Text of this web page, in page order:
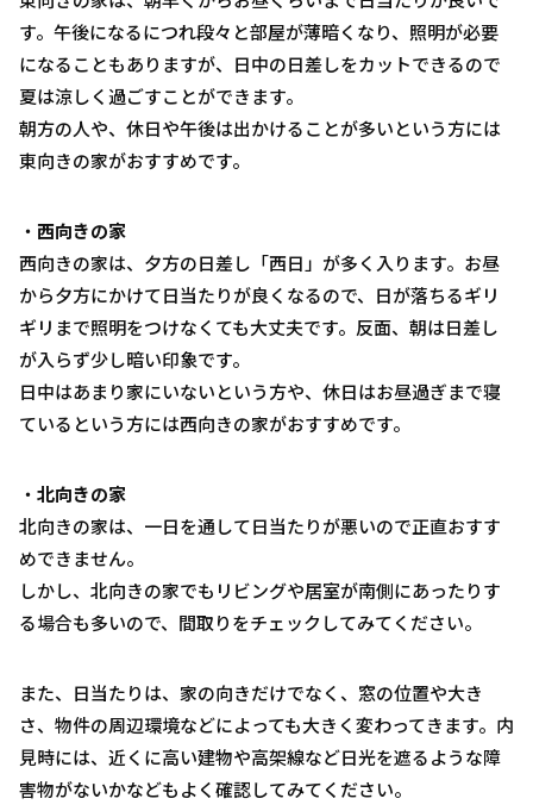
す。午後になるにつれ段々と部屋が薄暗くなり、照明が必要
になることもありますが、日中の日差しをカットできるので
夏は涼しく過ごすことができます。
朝方の人や、休日や午後は出かけることが多いという方には
東向きの家がおすすめです。
・ 西向きの家
西向きの家は、夕方の日差し「西日」が多く入ります。お昼
から夕方にかけて日当たりが良くなるので、日が落ちるギリ
ギリまで照明をつけなくても大丈夫です。反面、朝は日差し
が入らず少し暗い印象です。
日中はあまり家にいないという方や、休日はお昼過ぎまで寝
ているという方には西向きの家がおすすめです。
・ 北向きの家
北向きの家は、一日を通して日当たりが悪いので正直おすす
めできません。
しかし、北向きの家でもリビングや居室が南側にあったりす
る場合も多いので、間取りをチェックしてみてください。
また、日当たりは、家の向きだけでなく、窓の位置や大き
さ、物件の周辺環境などによっても大きく変わってきます。内
見時には、近くに高い建物や高架線など日光を遮るような障
害物がないかなどもよく確認してみてください。